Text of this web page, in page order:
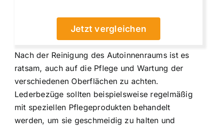
Jetzt vergleichen
Nach der Reinigung des Autoinnenraums ist es
ratsam, auch auf die Pflege und Wartung der
verschiedenen Oberflächen zu achten.
Lederbezüge sollten beispielsweise regelmäßig
mit speziellen Pflegeprodukten behandelt
werden, um sie geschmeidig zu halten und